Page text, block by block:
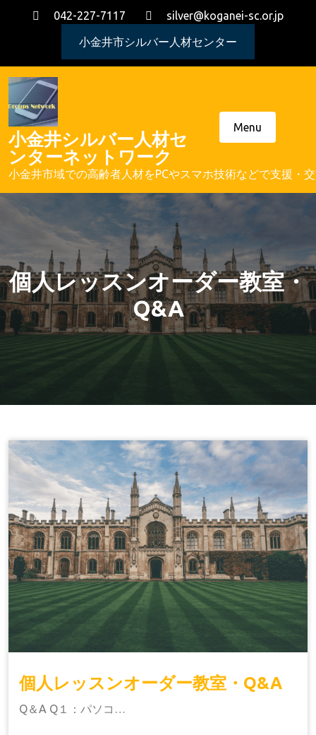
042-227-7117 silver@koganei-sc.or.jp
小金井市シルバー人材センター
小金井シルバー人材セ
ンターネットワーク
小金井市域での高齢者人材をPCやスマホ技術などで支援・
Menu
個人レッスンオーダー教室・
Q&A
個人レッスンオーダー教室・Q&A
Q＆A Q１：パソコ…